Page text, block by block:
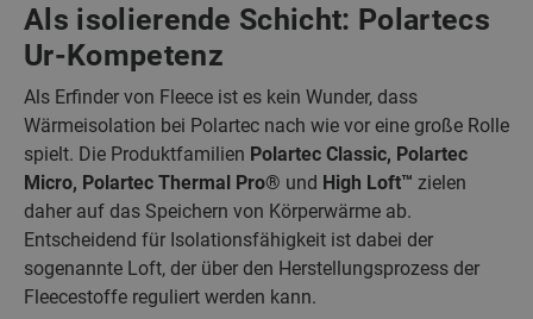
Als isolierende Schicht: Polartecs
Ur-Kompetenz
Als Erfinder von Fleece ist es kein Wunder, dass
Wärmeisolation bei Polartec nach wie vor eine große Rolle
spielt. Die Produktfamilien Polartec Classic, Polartec
Micro, Polartec Thermal Pro® und High Loft™ zielen
daher auf das Speichern von Körperwärme ab.
Entscheidend für Isolationsfähigkeit ist dabei der
sogenannte Loft, der über den Herstellungsprozess der
Fleecestoffe reguliert werden kann.